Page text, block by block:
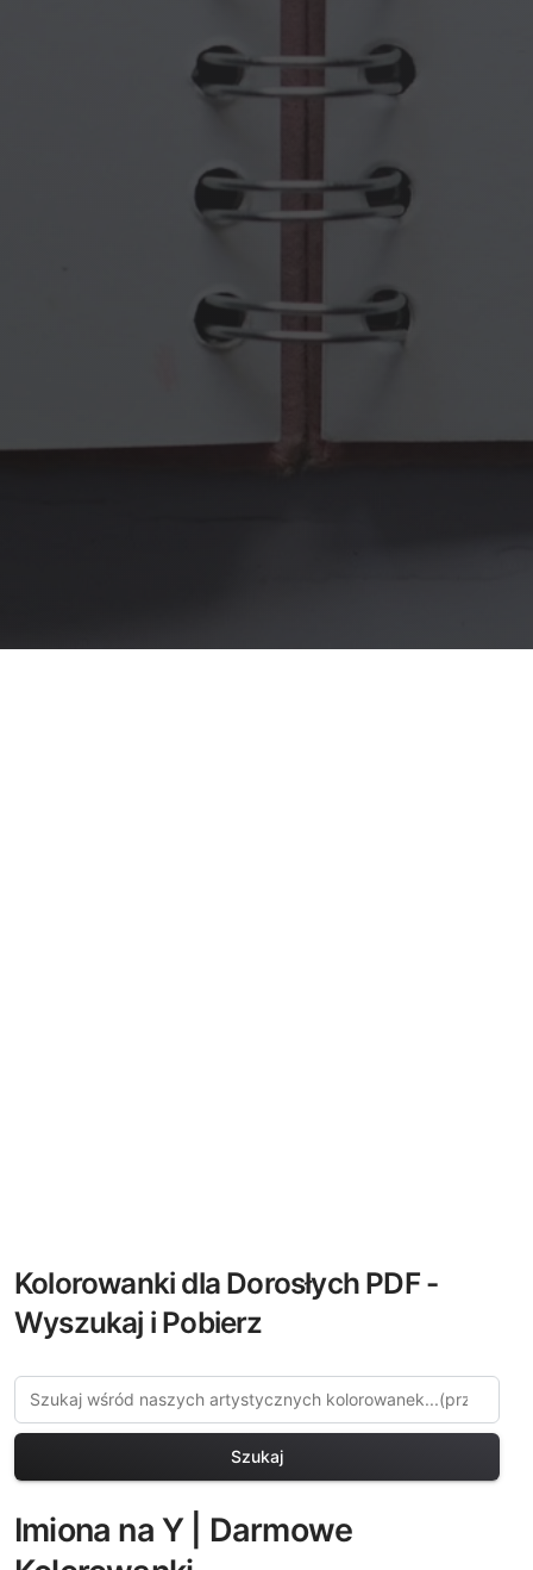
Kolorowanki dla Dorosłych PDF -
Wyszukaj i Pobierz
Szukaj
Imiona na Y | Darmowe